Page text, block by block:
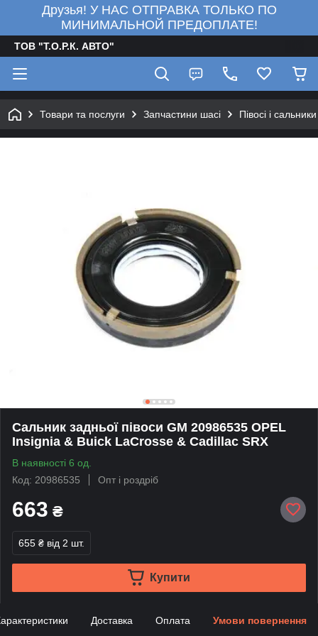
Друзья! У НАС ОТПРАВКА ТОЛЬКО ПО
МИНИМАЛЬНОЙ ПРЕДОПЛАТЕ!
ТОВ "Т.О.Р.К. АВТО"
Товари та послуги Запчастини шасі Півосі і сальники
Сальник задньої півоси GM 20986535 OPEL
Insignia & Buick LaCrosse & Cadillac SRX
В наявності 6 од.
Код: 20986535
Опт і роздріб
663 ₴
655 ₴ від 2 шт.
Купити
Доставка Оплата Умови повернення